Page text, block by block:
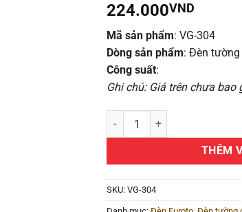
224.000VND
Mã sản phẩm: VG-304
Dòng sản phẩm: Đèn
Công suất:
Ghi chú: Giá trên chưa bao
Đèn tường cầu thang VG-304
THÊM
SKU: VG-304